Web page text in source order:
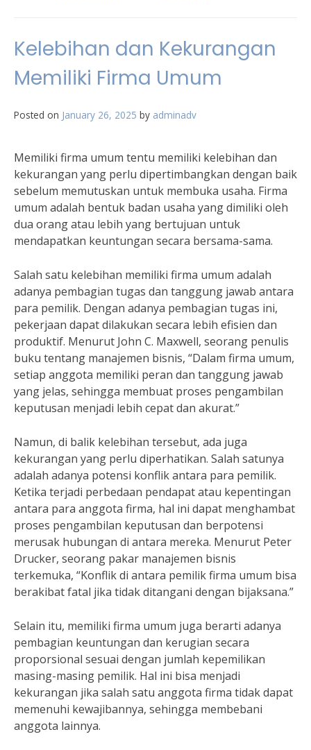
Kelebihan dan Kekurangan
Memiliki Firma Umum
Posted on January 26, 2025 by adminadv
Memiliki firma umum tentu memiliki kelebihan dan
kekurangan yang perlu dipertimbangkan dengan baik
sebelum memutuskan untuk membuka usaha. Firma
umum adalah bentuk badan usaha yang dimiliki oleh
dua orang atau lebih yang bertujuan untuk
mendapatkan keuntungan secara bersama-sama.
Salah satu kelebihan memiliki firma umum adalah
adanya pembagian tugas dan tanggung jawab antara
para pemilik. Dengan adanya pembagian tugas ini,
pekerjaan dapat dilakukan secara lebih efisien dan
produktif. Menurut John C. Maxwell, seorang penulis
buku tentang manajemen bisnis, “Dalam firma umum,
setiap anggota memiliki peran dan tanggung jawab
yang jelas, sehingga membuat proses pengambilan
keputusan menjadi lebih cepat dan akurat.”
Namun, di balik kelebihan tersebut, ada juga
kekurangan yang perlu diperhatikan. Salah satunya
adalah adanya potensi konflik antara para pemilik.
Ketika terjadi perbedaan pendapat atau kepentingan
antara para anggota firma, hal ini dapat menghambat
proses pengambilan keputusan dan berpotensi
merusak hubungan di antara mereka. Menurut Peter
Drucker, seorang pakar manajemen bisnis
terkemuka, “Konflik di antara pemilik firma umum bisa
berakibat fatal jika tidak ditangani dengan bijaksana.”
Selain itu, memiliki firma umum juga berarti adanya
pembagian keuntungan dan kerugian secara
proporsional sesuai dengan jumlah kepemilikan
masing-masing pemilik. Hal ini bisa menjadi
kekurangan jika salah satu anggota firma tidak dapat
memenuhi kewajibannya, sehingga membebani
anggota lainnya.